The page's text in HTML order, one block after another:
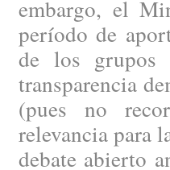
embargo, el
período de
de los grupos
transparencia
(pues no
relevancia para
debate abierto